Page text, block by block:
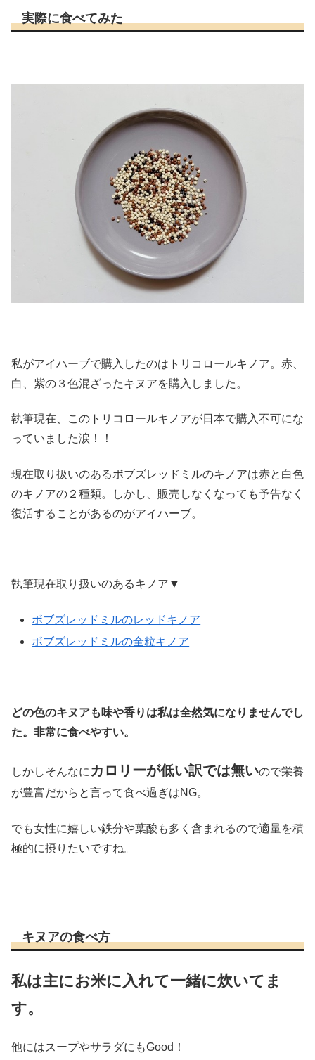
実際に食べてみた
私がアイハーブで購入したのはトリコロールキノア。赤、
白、紫の３色混ざったキヌアを購入しました。
執筆現在、このトリコロールキノアが日本で購入不可にな
っていました涙！！
現在取り扱いのあるボブズレッドミルのキノアは赤と白色
のキノアの２種類。しかし、販売しなくなっても予告なく
復活することがあるのがアイハーブ。
執筆現在取り扱いのあるキノア▼
ボブズレッドミルのレッドキノア
ボブズレッドミルの全粒キノア
どの色のキヌアも味や香りは私は全然気になりませんでし
た。非常に食べやすい。
しかしそんなに カロリーが低い訳では無いので栄養
が豊富だからと言って食べ過ぎはNG。
でも女性に嬉しい鉄分や葉酸も多く含まれるので適量を積
極的に摂りたいですね。
キヌアの食べ方
私は主にお米に入れて一緒に炊いてま
す。
他にはスープやサラダにもGood！